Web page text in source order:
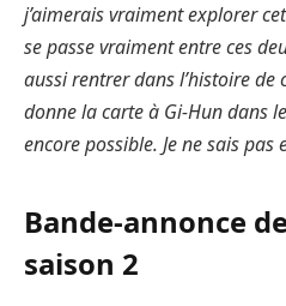
j’aimerais vraiment explorer
se passe vraiment entre ces
aussi rentrer dans l’histoire
donne la carte à Gi-Hun dans
encore possible. Je ne sais pas
Bande-annonce
saison 2